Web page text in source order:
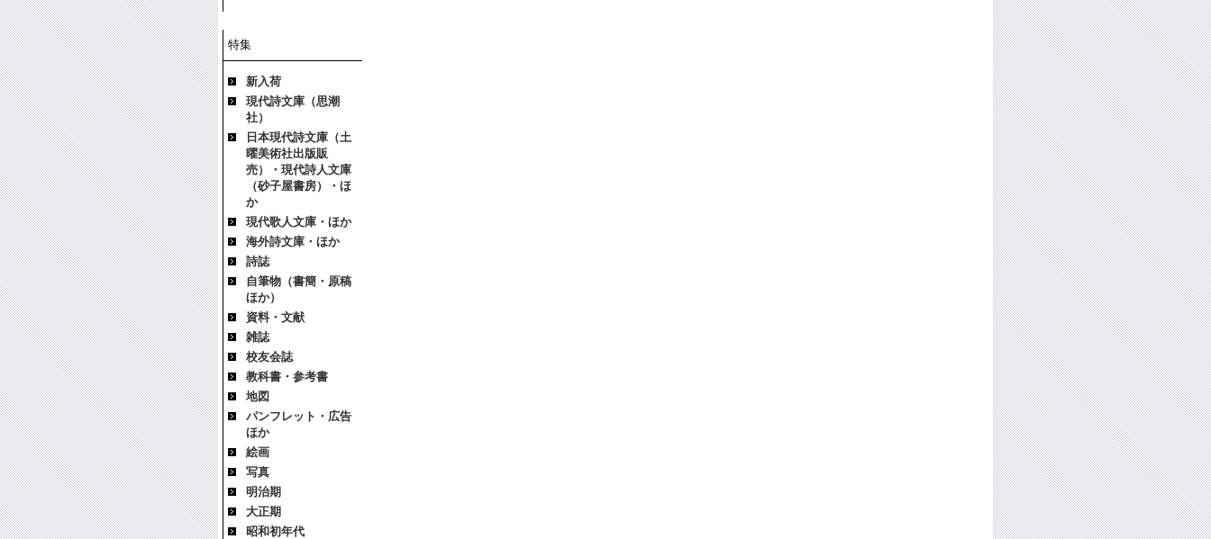
特集
新入荷
現代詩文庫（思潮
社）
日本現代詩文庫（土
曜美術社出版販
売）・現代詩人文庫
（砂子屋書房）・ほ
か
現代歌人文庫・ほか
海外詩文庫・ほか
詩誌
自筆物（書簡・原稿
ほか）
資料・文献
雑誌
校友会誌
教科書・参考書
地図
パンフレット・広告
ほか
絵画
写真
明治期
大正期
昭和初年代